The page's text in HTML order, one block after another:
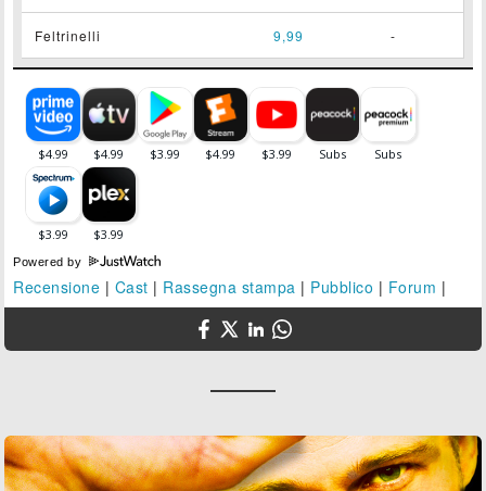
Feltrinelli 9,99 -
Powered by
Recensione | Cast | Rassegna stampa | Pubblico | Forum |